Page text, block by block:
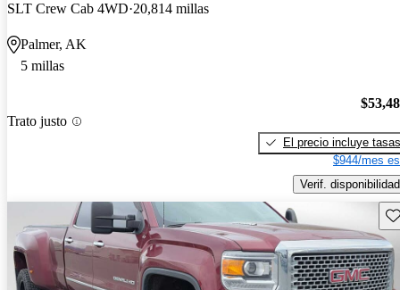
SLT Crew Cab 4WD 20,814 millas
Palmer, AK
5 millas
Trato justo
El precio incluye tasas
$944/mes
Verif. disponibilidad